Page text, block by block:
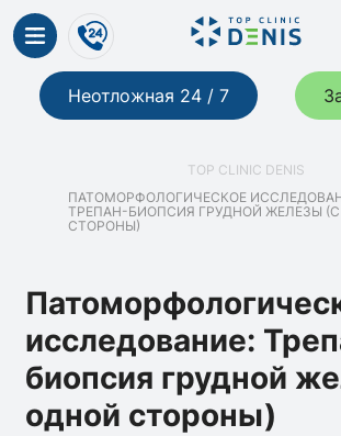
Неотложная 24 / 7
TOP CLINIC DENIS
ПАТОМОРФОЛОГИЧЕСКОЕ
ТРЕПАН-БИОПСИЯ ГРУДНОЙ ЖЕЛЕЗЫ
СТОРОНЫ)
исследование:
биопсия грудной
одной стороны)